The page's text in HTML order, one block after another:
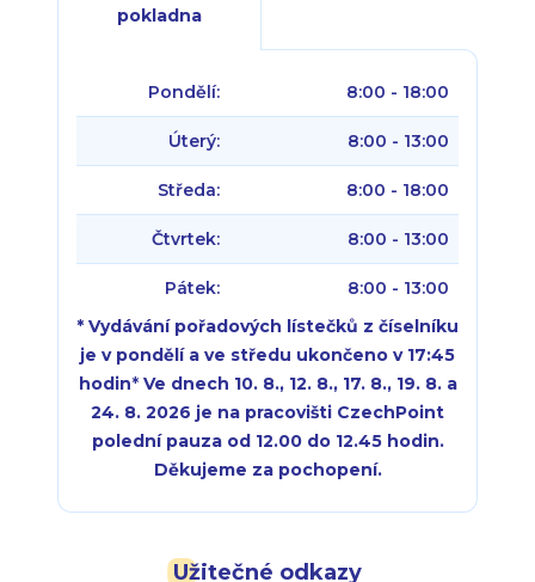
Užitečné odkazy
pokladna
Pondělí: 8:00 - 18:00
Úterý: 8:00 - 13:00
Středa: 8:00 - 18:00
Čtvrtek: 8:00 - 13:00
Pátek:
8:00 - 13:00
* Vydávání pořadových lístečků z číselníku
je v pondělí a ve středu ukončeno v 17:45
hodin* Ve dnech 10. 8., 12. 8., 17. 8., 19. 8. a
24. 8. 2026 je na pracovišti CzechPoint
polední pauza od 12.00 do 12.45 hodin.
Děkujeme za pochopení.